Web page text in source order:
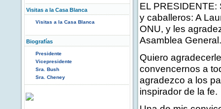
Visitas a la Casa Blanca
Visitas a la Casa Blanca
Biografías
Presidente
Vicepresidente
Sra. Bush
Sra. Cheney
EL
y caballeros: A
ONU, y les
Asamblea General.
Quiero
convencernos a
agradezco a los
inspirador de la fe.